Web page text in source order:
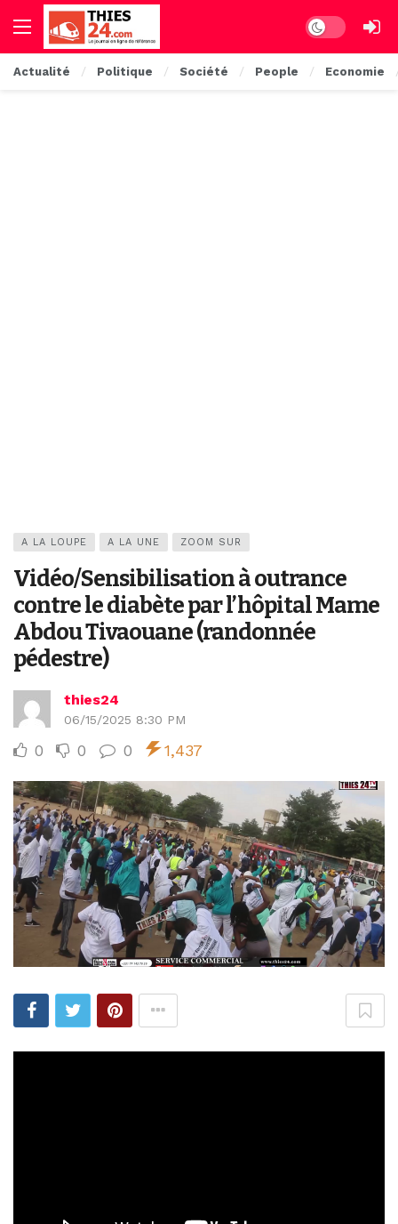
Dark mode
Actualité Politique Société People Economie
A LA LOUPE A LA UNE ZOOM SUR
Vidéo/Sensibilisation à outrance
contre le diabète par l’hôpital Mame
Abdou Tivaouane (randonnée
pédestre)
thies24
06/15/2025 8:30 PM
0 0 0 1,437